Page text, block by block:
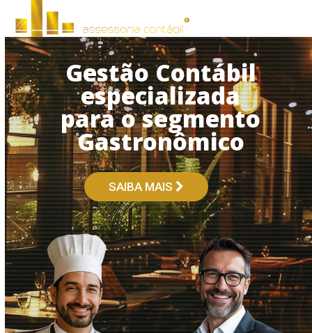
content
Open
mobile
menu
Close
mobile
menu
Gestão Contábil
especializada
para o segmento
Gastronômico
SAIBA MAIS